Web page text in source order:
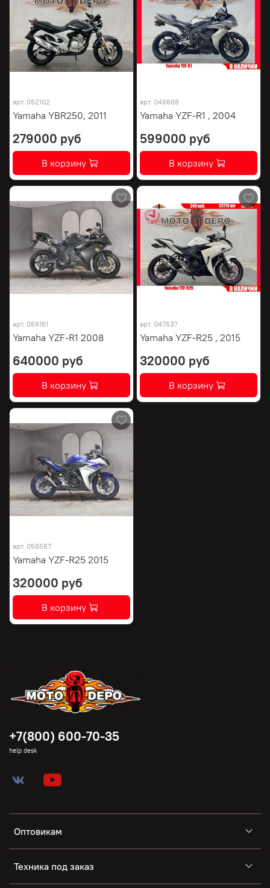
арт. 052102
Yamaha YBR250, 2011
279000 руб
В корзину
арт. 048688
Yamaha YZF-R1 , 2004
599000 руб
В корзину
арт. 056161
Yamaha YZF-R1 2008
640000 руб
В корзину
арт. 047537
Yamaha YZF-R25 , 2015
320000 руб
В корзину
арт. 056567
Yamaha YZF-R25 2015
320000 руб
В корзину
Оптовикам
Техника под заказ
+7(800) 600-70-35
help desk